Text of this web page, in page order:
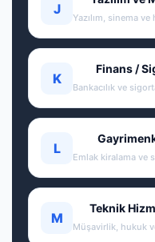
J
Yazılım, sinema
K
Finans /
Bankacılık ve
L
Emlak kiralama ve
M
Teknik
Müşavirlik, hukuk